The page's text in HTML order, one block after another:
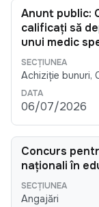
Anunt public:
calificați să
unui medic
Achiziție bunuri,
06/07/2026
Concurs
naționali în
Angajări